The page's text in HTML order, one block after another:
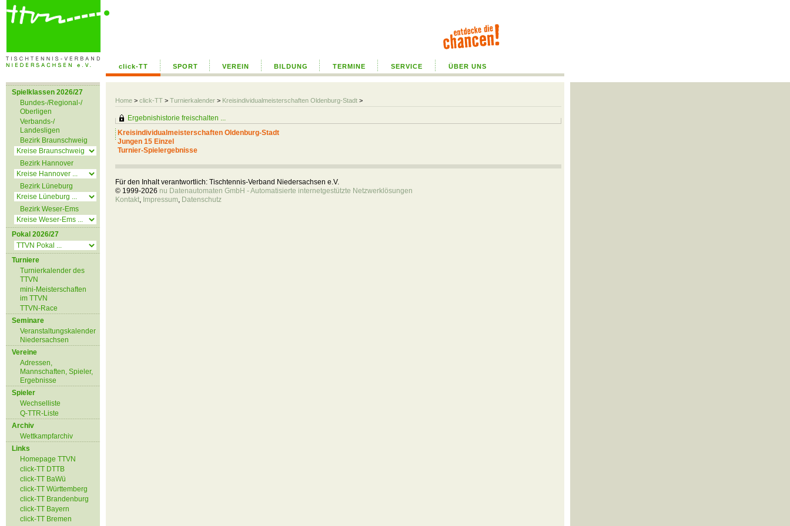
click-TT SPORT VEREIN BILDUNG TERMINE SERVICE ÜBER UNS
Home > click-TT > Turnierkalender > Kreisindividualmeisterschaften Oldenburg-Stadt >
Spielklassen 2026/27
Bundes-/Regional-/
Oberligen
Verbands-/
Landesligen
Bezirk Braunschweig
Bezirk Hannover
Bezirk Lüneburg
Bezirk Weser-Ems
Pokal 2026/27
Turniere
Turnierkalender des
TTVN
mini-Meisterschaften
im TTVN
TTVN-Race
Seminare
Veranstaltungskalender
Niedersachsen
Vereine
Adressen,
Mannschaften, Spieler,
Ergebnisse
Spieler
Wechselliste
Q-TTR-Liste
Archiv
Wettkampfarchiv
Links
Homepage TTVN
click-TT DTTB
click-TT BaWü
click-TT Württemberg
click-TT Brandenburg
click-TT Bayern
click-TT Bremen
Ergebnishistorie freischalten ...
Kreisindividualmeisterschaften Oldenburg-Stadt
Jungen 15 Einzel
Turnier-Spielergebnisse
Für den Inhalt verantwortlich: Tischtennis-Verband Niedersachsen e.V.
© 1999-2026 nu Datenautomaten GmbH - Automatisierte internetgestützte Netzwerklösungen
Kontakt, Impressum, Datenschutz